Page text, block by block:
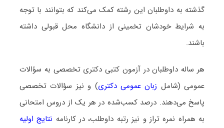
گذشته به داوطلبان این رشته کمک می‌کند که بتوانند با توجه
به شرایط خودشان تخمینی از دانشگاه محل قبولی داشته
باشند.
هر ساله داوطلبان در آزمون کتبی دکتری تخصصی به سؤالات
عمومی (شامل زبان عمومی دکتری) و نیز سؤالات تخصصی
پاسخ می‌دهند. درصد کسب‌شده در هر یک از دروس امتحانی
به همراه نمره تراز و نیز رتبه داوطلب، در کارنامه نتایج اولیه